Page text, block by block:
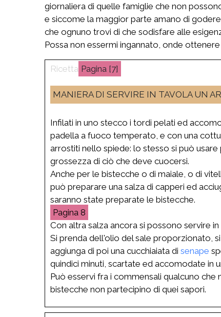
giornaliera di quelle famiglie che non
e siccome la maggior parte amano di
che ognuno trovi di che sodisfare alle
Possa non essermi ingannato, onde
[7]
MANIERA DI SERVIRE IN TAVOLA UN
Infilati in uno stecco i tordi pelati ed
padella a fuoco temperato, e con una
arrostiti nello spiede: lo stesso si può
grossezza di ciò che deve cuocersi.
Anche per le bistecche o di maiale, o di
può preparare una salza di capperi ed
saranno state preparate le bistecche.
8
Con altra salza ancora si possono servire
Si prenda dell'olio del sale proporzionato,
aggiunga di poi una cucchiaiata di senape
quindici minuti, scartate ed accomodate in
Può esservi fra i commensali qualcuno
bistecche non partecipino di quei sapori.